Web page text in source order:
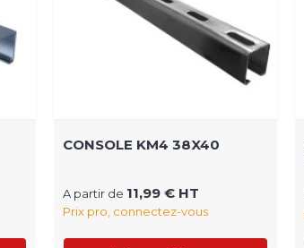
CONSOLE KM4 38X40
A partir de 11,99 € HT
Prix pro, connectez-vous